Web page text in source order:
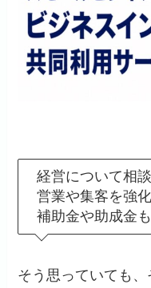
経営について相
営業や集客を強
補助金や助成金
そう思っていても